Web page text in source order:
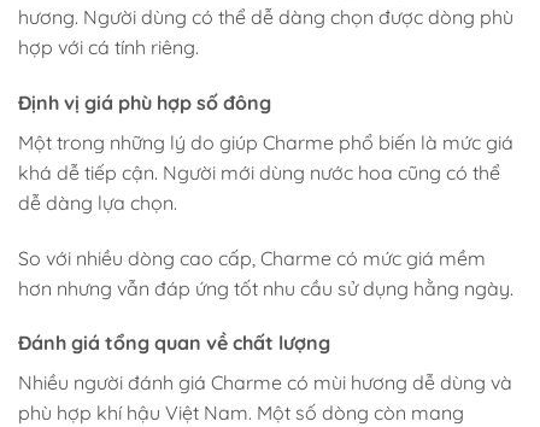
hương. Người dùng có thể dễ dàng chọn được dòng phù
hợp với cá tính riêng.
Định vị giá phù hợp số đông
Một trong những lý do giúp Charme phổ biến là mức giá
khá dễ tiếp cận. Người mới dùng nước hoa cũng có thể
dễ dàng lựa chọn.
So với nhiều dòng cao cấp, Charme có mức giá mềm
hơn nhưng vẫn đáp ứng tốt nhu cầu sử dụng hằng ngày.
Đánh giá tổng quan về chất lượng
Nhiều người đánh giá Charme có mùi hương dễ dùng và
phù hợp khí hậu Việt Nam. Một số dòng còn mang